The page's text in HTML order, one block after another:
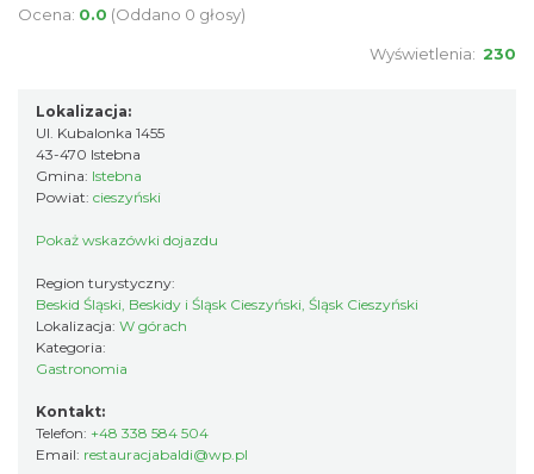
Ocena: 0.0 (Oddano 0 głosy)
Wyświetlenia: 230
Lokalizacja:
Ul. Kubalonka 1455
43-470 Istebna
Gmina: Istebna
Powiat: cieszyński
Pokaż wskazówki dojazdu
Region turystyczny:
Beskid Śląski, Beskidy i Śląsk Cieszyński, Śląsk Cieszyński
Lokalizacja: W górach
Kategoria:
Gastronomia
Kontakt:
Telefon: +48 338 584 504
Email: restauracjabaldi@wp.pl